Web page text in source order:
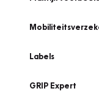
Labels
GRIP Expert